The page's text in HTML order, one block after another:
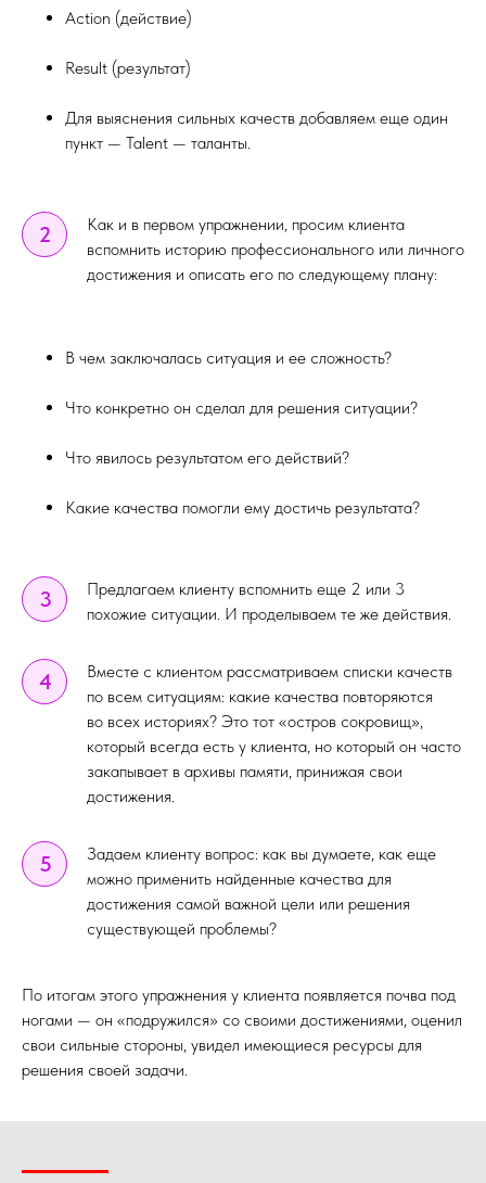
Action (действие)
Result (результат)
Для выяснения сильных качеств добавляем еще один
пункт — Talent — таланты.
2
Как и в первом упражнении, просим клиента
вспомнить историю профессионального или личного
достижения и описать его по следующему плану:
В чем заключалась ситуация и ее сложность?
Что конкретно он сделал для решения ситуации?
Что явилось результатом его действий?
Какие качества помогли ему достичь результата?
3
Предлагаем клиенту вспомнить еще 2 или 3
похожие ситуации. И проделываем те же действия.
4
Вместе с клиентом рассматриваем списки качеств
по всем ситуациям: какие качества повторяются
во всех историях? Это тот «остров сокровищ»,
который всегда есть у клиента, но который он часто
закапывает в архивы памяти, принижая свои
достижения.
5
Задаем клиенту вопрос: как вы думаете, как еще
можно применить найденные качества для
достижения самой важной цели или решения
существующей проблемы?
По итогам этого упражнения у клиента появляется почва под
ногами — он «подружился» со своими достижениями, оценил
свои сильные стороны, увидел имеющиеся ресурсы для
решения своей задачи.